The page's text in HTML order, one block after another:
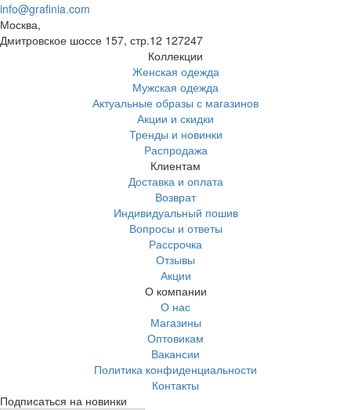
info@grafinia.com
Москва,
Дмитровское шоссе 157, стр.12 127247
Коллекции
Женская одежда
Мужская одежда
Актуальные образы с магазинов
Акции и скидки
Тренды и новинки
Распродажа
Клиентам
Доставка и оплата
Возврат
Индивидуальный пошив
Вопросы и ответы
Рассрочка
Отзывы
Акции
О компании
О нас
Магазины
Оптовикам
Вакансии
Политика конфиденциальности
Контакты
Подписаться на новинки